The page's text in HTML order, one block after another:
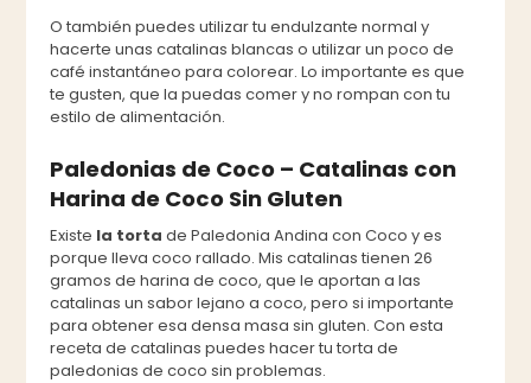
O también puedes utilizar tu endulzante normal y
hacerte unas catalinas blancas o utilizar un poco de
café instantáneo para colorear. Lo importante es que
te gusten, que la puedas comer y no rompan con tu
estilo de alimentación.
Paledonias de Coco – Catalinas con
Harina de Coco Sin Gluten
Existe la torta de Paledonia Andina con Coco y es
porque lleva coco rallado. Mis catalinas tienen 26
gramos de harina de coco, que le aportan a las
catalinas un sabor lejano a coco, pero si importante
para obtener esa densa masa sin gluten. Con esta
receta de catalinas puedes hacer tu torta de
paledonias de coco sin problemas.